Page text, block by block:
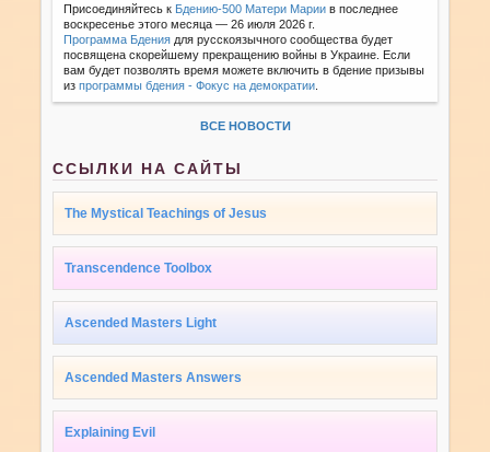
Присоединяйтесь к Бдению-500 Матери Марии в последнее
воскресенье этого месяца — 26 июля 2026 г.
Программа Бдения для русскоязычного сообщества будет
посвящена скорейшему прекращению войны в Украине. Если
вам будет позволять время можете включить в бдение призывы
изпрограммы бдения - Фокус на демократии
ВСЕ НОВОСТИ
ССЫЛКИ НА САЙТЫ
The Mystical Teachings of Jesus
Transcendence Toolbox
Ascended Masters Light
Ascended Masters Answers
Explaining Evil